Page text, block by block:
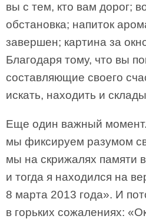
вы с тем, кто вам дорог;
обстановка; напиток
завершен; картина за
Благодаря тому, что вы
составляющие своего
искать, находить и
Еще один важный момент.
мы фиксируем разумом
мы на скрижалях памяти
и тогда я находился на
8 марта 2013 года». И
в горьких сожалениях: